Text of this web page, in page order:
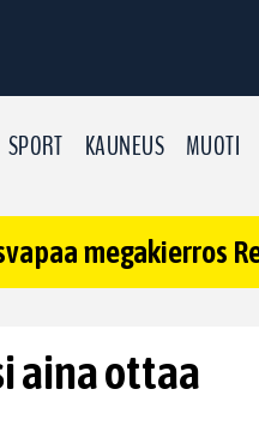
SPORT KAUNEUS MUOTI
megakierros
aina ottaa